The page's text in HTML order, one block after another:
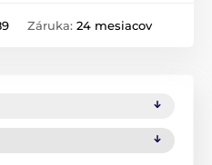
Záruka: 24 mesiacov